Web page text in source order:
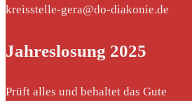
kreisstelle-gera@do-diakonie.de
Jahreslosung 2025
Prüft alles und behaltet das Gute